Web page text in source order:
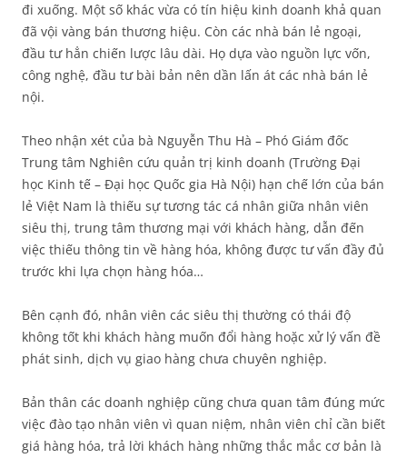
đi xuống. Một số khác vừa có tín hiệu kinh doanh khả quan
đã vội vàng bán thương hiệu. Còn các nhà bán lẻ ngoại,
đầu tư hẳn chiến lược lâu dài. Họ dựa vào nguồn lực vốn,
công nghệ, đầu tư bài bản nên dần lấn át các nhà bán lẻ
nội.
Theo nhận xét của bà Nguyễn Thu Hà – Phó Giám đốc
Trung tâm Nghiên cứu quản trị kinh doanh (Trường Đại
học Kinh tế – Đại học Quốc gia Hà Nội) hạn chế lớn của bán
lẻ Việt Nam là thiếu sự tương tác cá nhân giữa nhân viên
siêu thị, trung tâm thương mại với khách hàng, dẫn đến
việc thiếu thông tin về hàng hóa, không được tư vấn đầy đủ
trước khi lựa chọn hàng hóa…
Bên cạnh đó, nhân viên các siêu thị thường có thái độ
không tốt khi khách hàng muốn đổi hàng hoặc xử lý vấn đề
phát sinh, dịch vụ giao hàng chưa chuyên nghiệp.
Bản thân các doanh nghiệp cũng chưa quan tâm đúng mức
việc đào tạo nhân viên vì quan niệm, nhân viên chỉ cần biết
giá hàng hóa, trả lời khách hàng những thắc mắc cơ bản là